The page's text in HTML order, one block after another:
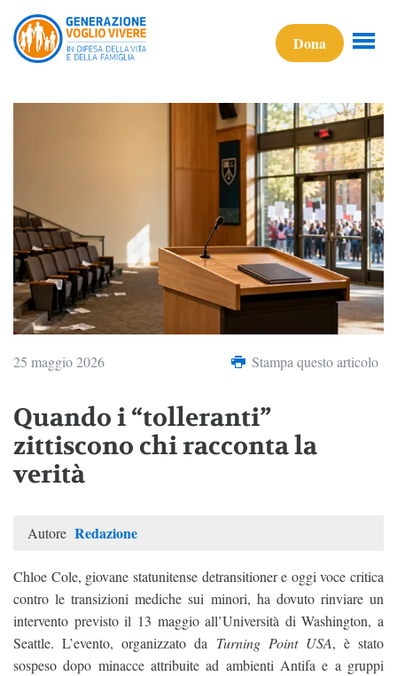
Dona
25 maggio 2026 Stampa questo articolo
Quando i “tolleranti”
zittiscono chi racconta la
verità
Autore Redazione
Chloe Cole, giovane statunitense detransitioner e oggi voce critica
contro le transizioni mediche sui minori, ha dovuto rinviare un
intervento previsto il 13 maggio all’Università di Washington, a
Seattle. L’evento, organizzato da Turning Point USA, è stato
sospeso dopo minacce attribuite ad ambienti Antifa e a gruppi